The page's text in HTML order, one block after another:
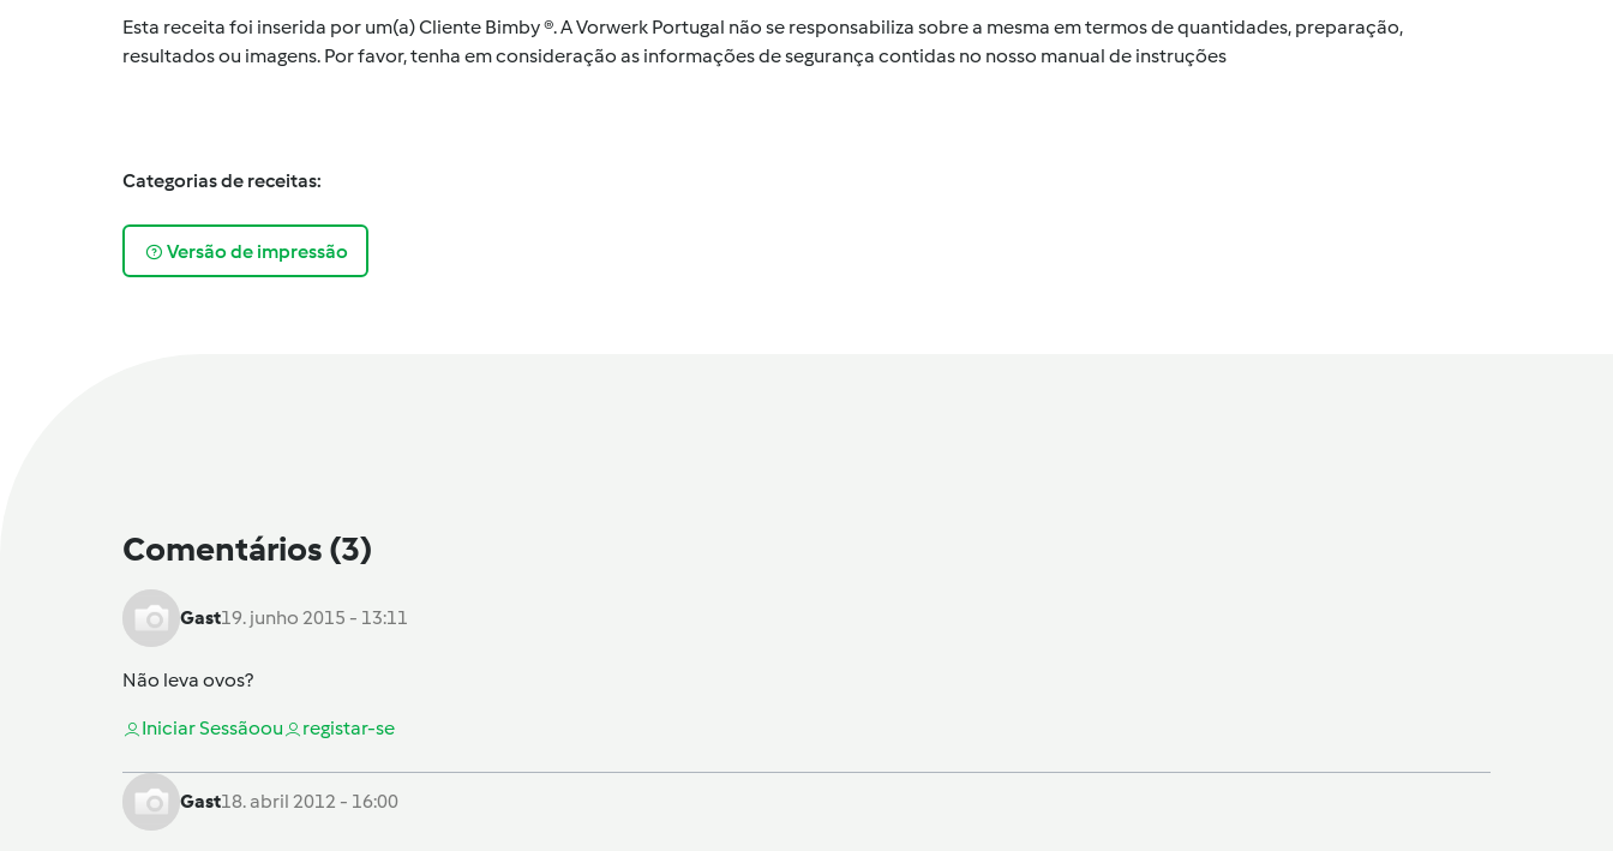
Esta receita foi inserida por um(a) Cliente Bimby ®. A Vorwerk Portugal não se responsabiliza sobre a mesma em termos de quantidades, preparação,
resultados ou imagens. Por favor, tenha em consideração as informações de segurança contidas no nosso manual de instruções
Categorias de receitas:
Versão de impressão
Comentários (3)
Gast19. junho 2015 - 13:11
Não leva ovos?
Iniciar Sessãoou registar-se
Gast18. abril 2012 - 16:00